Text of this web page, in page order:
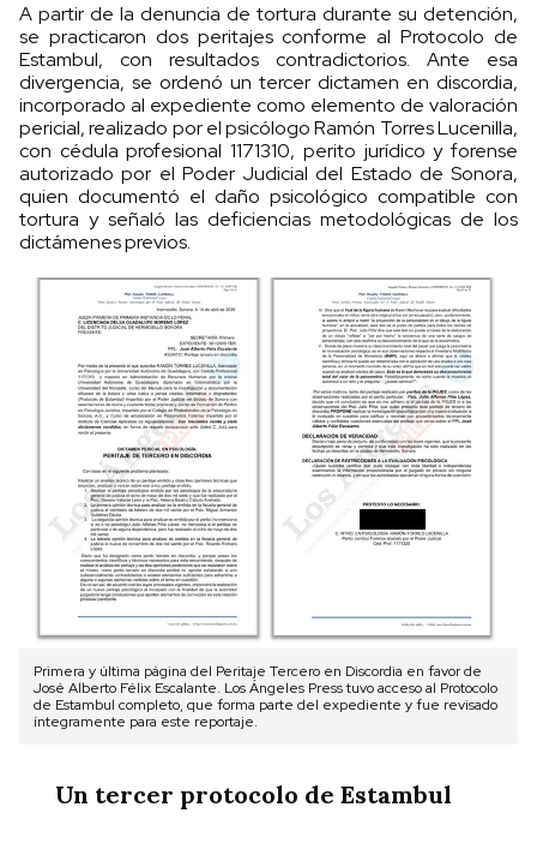
A partir de la denuncia de tortura durante su detención,
se practicaron dos peritajes conforme al Protocolo de
Estambul, con resultados contradictorios. Ante esa
divergencia, se ordenó un tercer dictamen en discordia,
incorporado al expediente como elemento de valoración
pericial, realizado por el psicólogo Ramón Torres Lucenilla,
con cédula profesional 1171310, perito jurídico y forense
autorizado por el Poder Judicial del Estado de Sonora,
quien documentó el daño psicológico compatible con
tortura y señaló las deficiencias metodológicas de los
dictámenes previos.
Primera y última página del Peritaje Tercero en Discordia en favor de
José Alberto Félix Escalante. Los Ángeles Press tuvo acceso al Protocolo
de Estambul completo, que forma parte del expediente y fue revisado
íntegramente para este reportaje.
Un tercer protocolo de Estambul